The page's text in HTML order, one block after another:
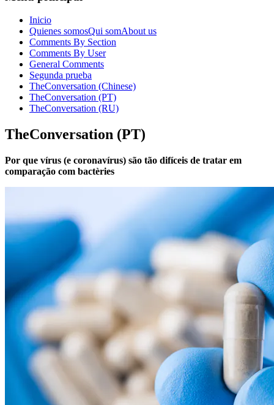
Inicio
Quienes somosQui somAbout us
Comments By Section
Comments By User
General Comments
Segunda prueba
TheConversation (Chinese)
TheConversation (PT)
TheConversation (RU)
TheConversation (PT)
Por que vírus (e coronavírus) são tão difíceis de tratar em
comparação com bactèries